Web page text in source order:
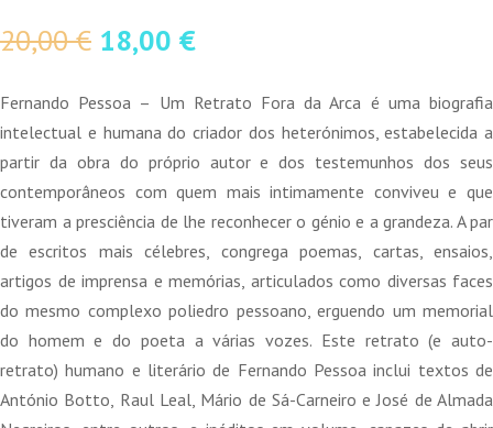
20,00€ O
original
era:
20,00 €.
18,00 €O
atual
é:
18,00 €.
Fernando Pessoa – Um Retrato Fora da Arca é uma biografia
intelectual e humana do criador dos heterónimos, estabelecida a
partir da obra do próprio autor e dos testemunhos dos seus
contemporâneos com quem mais intimamente conviveu e que
tiveram a presciência de lhe reconhecer o génio e a grandeza. A par
de escritos mais célebres, congrega poemas, cartas, ensaios,
artigos de imprensa e memórias, articulados como diversas faces
do mesmo complexo poliedro pessoano, erguendo um memorial
do homem e do poeta a várias vozes. Este retrato (e auto-
retrato) humano e literário de Fernando Pessoa inclui textos de
António Botto, Raul Leal, Mário de Sá-Carneiro e José de Almada